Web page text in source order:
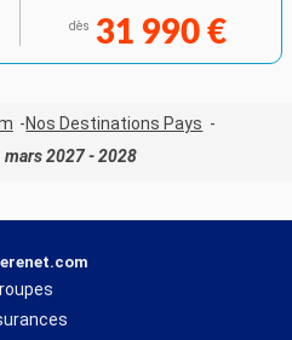
dès 31 990 €
Nos Destinations Pays
mars 2027 - 2028